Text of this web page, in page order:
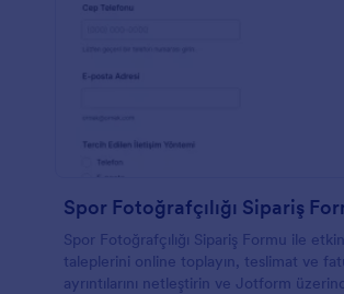
Spor Fotoğrafçılığı Sipariş
Spor Fotoğrafçılığı Sipariş Formu ile
taleplerini online toplayın, teslimat ve
ayrıntılarını netleştirin ve Jotform